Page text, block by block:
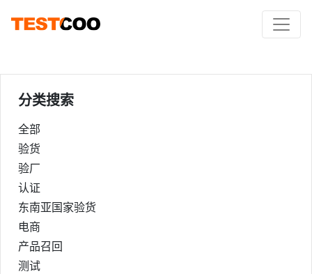
分类搜索
全部
验货
验厂
认证
东南亚国家验货
电商
产品召回
测试